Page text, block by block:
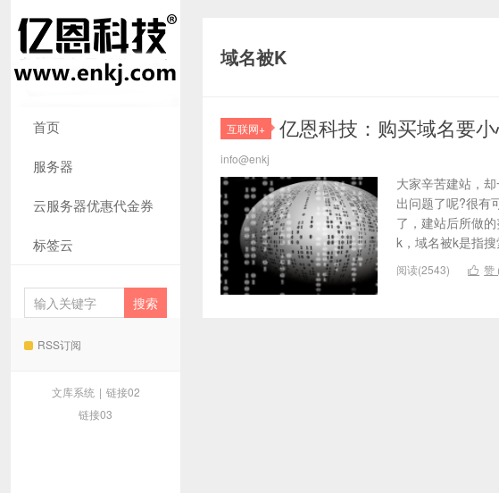
首页
服务器
云服务器优惠代金券
标签云
RSS订阅
文库系统 | 链接02
链接03
域名被K
互联网+ 亿恩科技：购买域名要
info@enkj
大家辛苦建站，
出问题了呢?很有
了，建站后所做
k，域名被k是指
阅读(2543)  赞